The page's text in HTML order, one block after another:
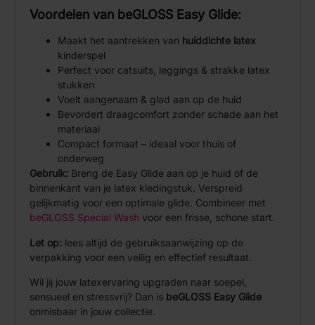
Voordelen van beGLOSS Easy Glide:
Maakt het aantrekken van huiddichte latex
kinderspel
Perfect voor catsuits, leggings & strakke latex
stukken
Voelt aangenaam & glad aan op de huid
Bevordert draagcomfort zonder schade aan het
materiaal
Compact formaat – ideaal voor thuis of
onderweg
Gebruik: Breng de Easy Glide aan op je huid of de
binnenkant van je latex kledingstuk. Verspreid
gelijkmatig voor een optimale glide. Combineer met
beGLOSS Special Wash voor een frisse, schone start.
Let op: lees altijd de gebruiksaanwijzing op de
verpakking voor een veilig en effectief resultaat.
Wil jij jouw latexervaring upgraden naar soepel,
sensueel en stressvrij? Dan is beGLOSS Easy Glide
onmisbaar in jouw collectie.